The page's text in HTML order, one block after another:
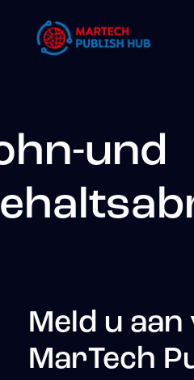
und
Meld u
MarTech